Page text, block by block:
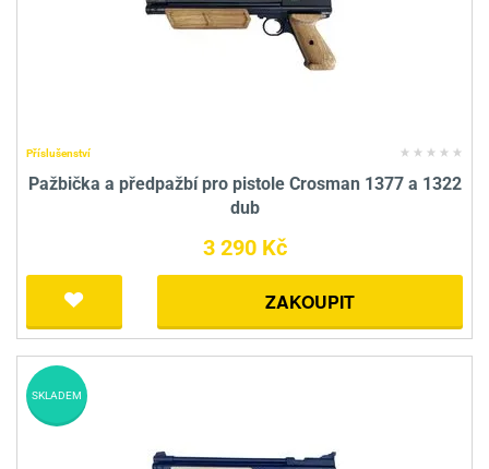
Příslušenství
Pažbička a předpažbí pro pistole Crosman 1377 a 1322
dub
3 290 Kč
ZAKOUPIT
SKLADEM